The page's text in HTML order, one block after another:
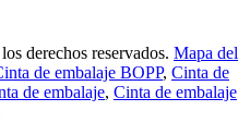
derechos reservados. Mapa del
de embalaje BOPP, Cinta de
de embalaje, Cinta de embalaje